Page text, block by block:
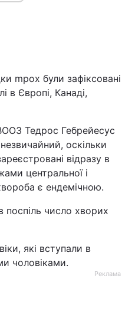
mpox були зафіксовані
в Європі, Канаді,
Тедрос Гебрейесус
оскільки
відразу в
центральної і
є ендемічною.
поспіль число хворих
які вступали в
чоловіками.
Реклама